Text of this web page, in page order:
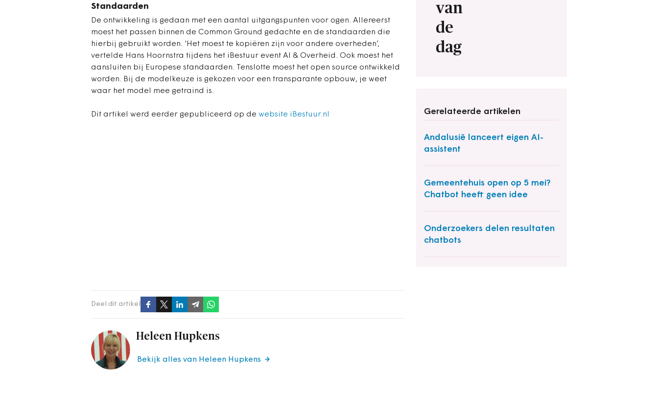
van
de
dag
Gerelateerde artikelen
Andalusië lanceert eigen AI-
assistent
Gemeentehuis open op 5 mei?
Chatbot heeft geen idee
Onderzoekers delen resultaten
chatbots
Standaarden
De ontwikkeling is gedaan met een aantal uitgangspunten voor ogen. Allereerst
moest het passen binnen de Common Ground gedachte en de standaarden die
hierbij gebruikt worden. ‘Het moest te kopiëren zijn voor andere overheden’,
vertelde Hans Hoornstra tijdens het iBestuur event AI & Overheid. Ook moest het
aansluiten bij Europese standaarden. Tenslotte moest het open source ontwikkeld
worden. Bij de modelkeuze is gekozen voor een transparante opbouw, je weet
waar het model mee getraind is.
Dit artikel werd eerder gepubliceerd op de website iBestuur.nl
Deel dit artikel
Heleen Hupkens
Bekijk alles van Heleen Hupkens